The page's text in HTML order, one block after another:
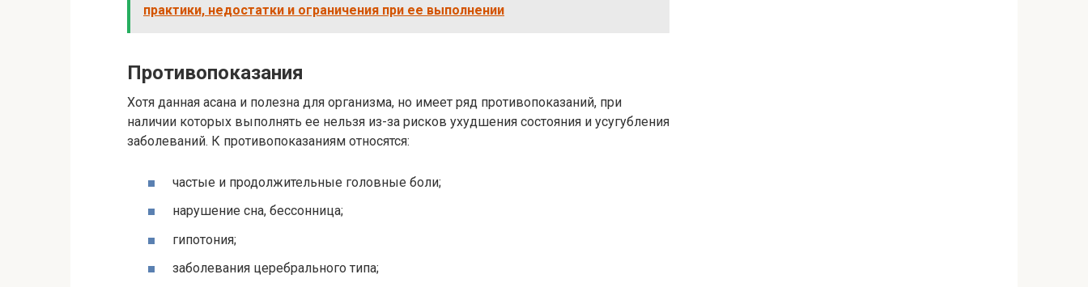
практики, недостатки и ограничения при ее выполнении
Противопоказания
Хотя данная асана и полезна для организма, но имеет ряд противопоказаний, при
наличии которых выполнять ее нельзя из-за рисков ухудшения состояния и усугубления
заболеваний. К противопоказаниям относятся:
частые и продолжительные головные боли;
нарушение сна, бессонница;
гипотония;
заболевания церебрального типа;